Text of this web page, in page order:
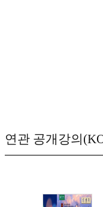
연관 공개강의